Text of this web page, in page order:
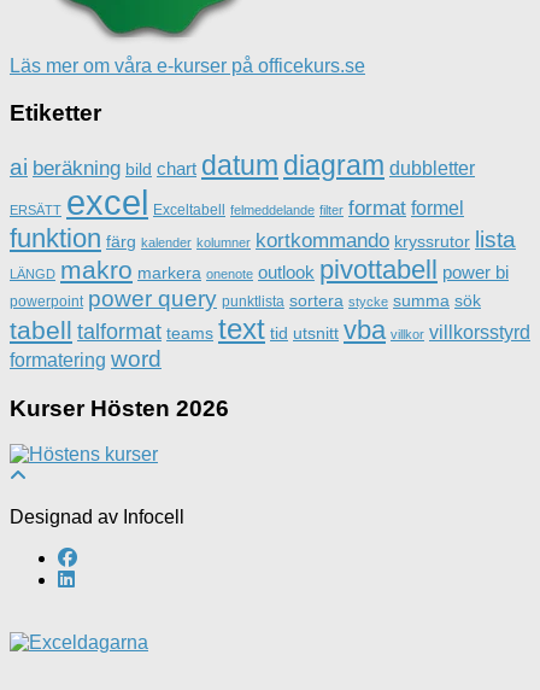
Läs mer om våra e-kurser på officekurs.se
Etiketter
ai beräkning bild chart datum diagram dubbletter
ERSÄTT excel Exceltabell felmeddelande filter format formel
funktion färg kalender kolumner kortkommando kryssrutor lista
LÄNGD makro markera onenote outlook pivottabell power bi
powerpoint power query punktlista sortera stycke summa sök
tabell talformat teams text tid utsnitt vba villkor villkorsstyrd
formatering word
Kurser Hösten 2026
Designad av Infocell